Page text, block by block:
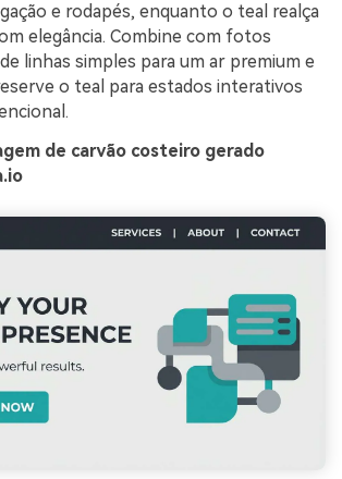
e rodapés, enquanto o teal realça
elegância. Combine com fotos
linhas simples para um ar premium e
o teal para estados interativos
de carvão costeiro gerado